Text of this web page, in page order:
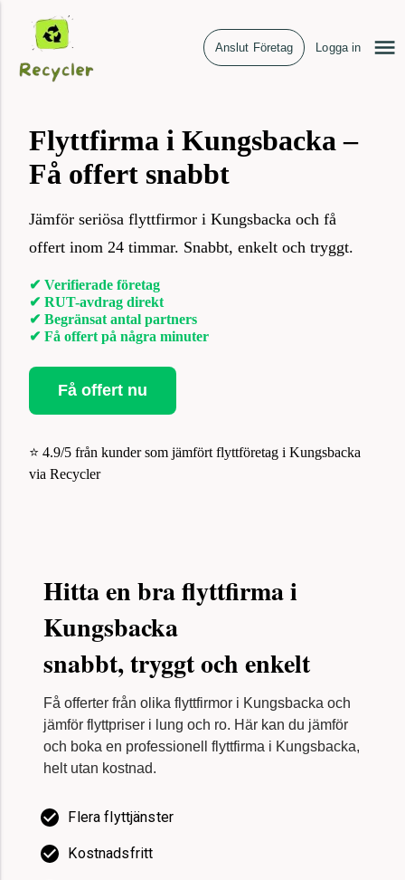
Anslut Företag Logga in
Flyttfirma i Kungsbacka –
Få offert snabbt
Jämför seriösa flyttfirmor i Kungsbacka och få
offert inom 24 timmar. Snabbt, enkelt och tryggt.
✔ Verifierade företag
✔ RUT-avdrag direkt
✔ Begränsat antal partners
✔ Få offert på några minuter
Få offert nu
⭐ 4.9/5 från kunder som jämfört flyttföretag i Kungsbacka
via Recycler
Hitta en bra flyttfirma i
Kungsbacka
snabbt, tryggt och enkelt
Få offerter från olika flyttfirmor i Kungsbacka och
jämför flyttpriser i lung och ro. Här kan du jämför
och boka en professionell flyttfirma i Kungsbacka,
helt utan kostnad.
Flera flyttjänster
Kostnadsfritt